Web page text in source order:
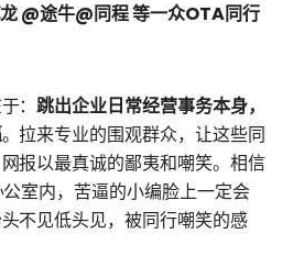
@途牛@同程 等一众OTA同行
：跳出企业日常经营事务本身，
。拉来专业的围观群众，让这些同
报以最真诚的鄙夷和嘲笑。相信
室内，苦逼的小编脸上一定会
不见低头见，被同行嘲笑的感